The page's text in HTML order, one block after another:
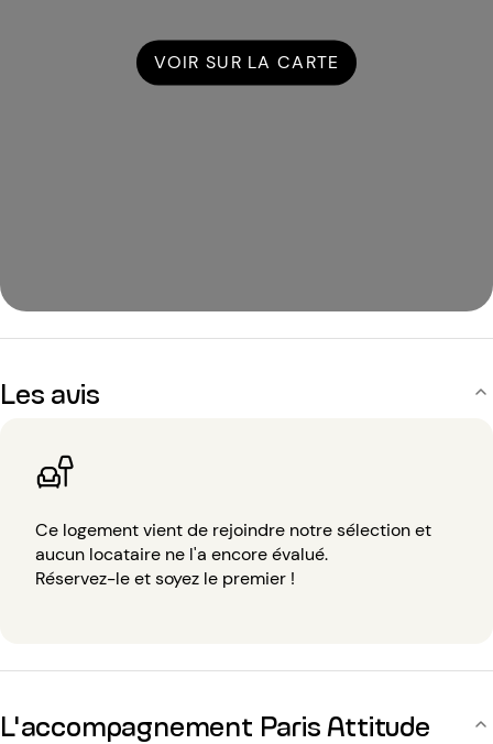
VOIR SUR LA CARTE
Les avis
Ce logement vient de rejoindre notre sélection et
aucun locataire ne l'a encore évalué.
Réservez-le et soyez le premier !
L'accompagnement Paris Attitude